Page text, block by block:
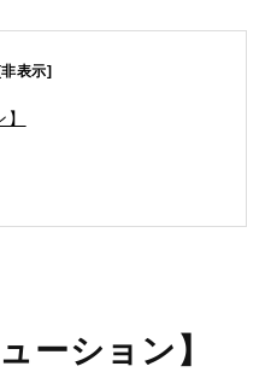
[非表示]
ーション】